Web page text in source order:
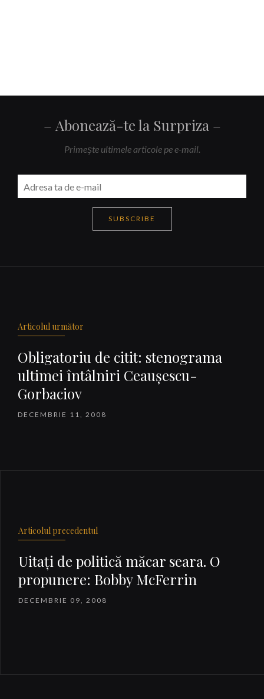
Abonează-te la Surpriza
Primeşte ultimele articole pe e-mail.
SUBSCRIBE
Articolul următor
Obligatoriu de citit: stenograma
ultimei întâlniri Ceauşescu-
Gorbaciov
DECEMBRIE 11, 2008
Articolul precedentul
Uitaţi de politică măcar seara. O
propunere: Bobby McFerrin
DECEMBRIE 09, 2008